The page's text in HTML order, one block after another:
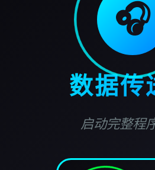
🎧
数据传
启动完整程